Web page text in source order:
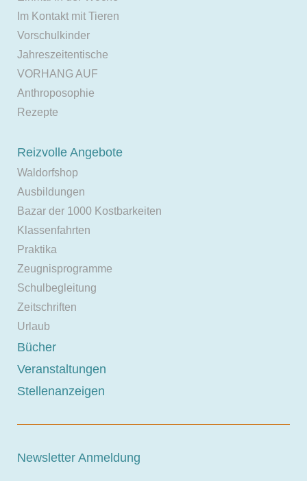
Im Kontakt mit Tieren
Vorschulkinder
Jahreszeitentische
VORHANG AUF
Anthroposophie
Rezepte
Reizvolle Angebote
Waldorfshop
Ausbildungen
Bazar der 1000 Kostbarkeiten
Klassenfahrten
Praktika
Zeugnisprogramme
Schulbegleitung
Zeitschriften
Urlaub
Bücher
Veranstaltungen
Stellenanzeigen
Newsletter Anmeldung